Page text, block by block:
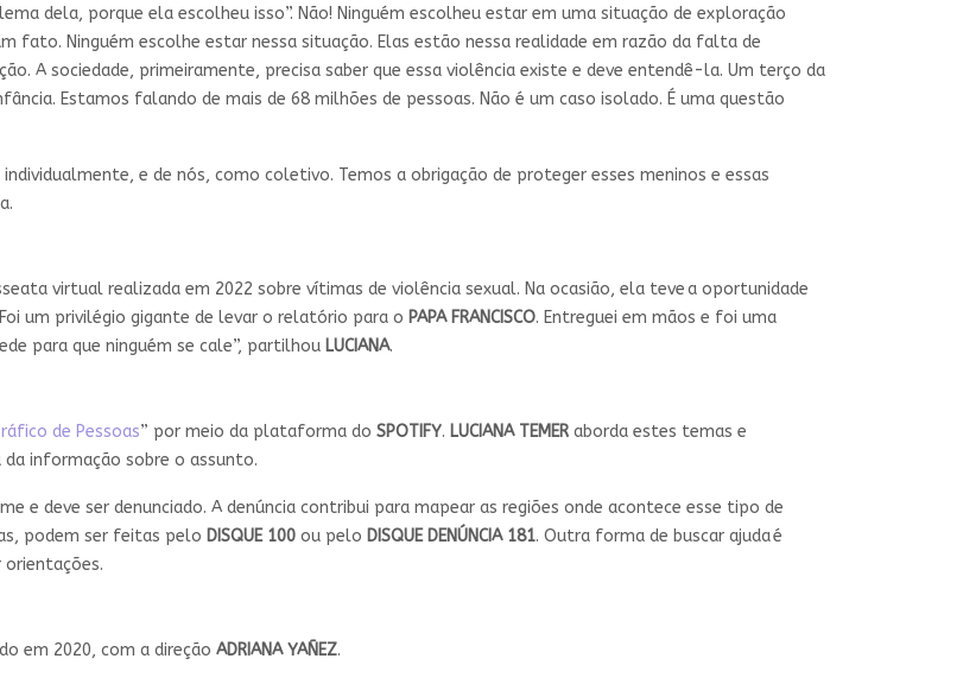
dela, porque ela escolheu isso”. Não! Ninguém escolheu estar em uma situação de exploração
fato. Ninguém escolhe estar nessa situação. Elas estão nessa realidade em razão da falta de
A sociedade, primeiramente, precisa saber que essa violência existe e deve entendê-la. Um terço da
Estamos falando de mais de 68 milhões de pessoas. Não é um caso isolado. É uma questão
e de nós, como coletivo. Temos a obrigação de proteger esses meninos e essas
virtual realizada em 2022 sobre vítimas de violência sexual. Na ocasião, ela teve a oportunidade
um privilégio gigante de levar o relatório para o PAPA FRANCISCO. Entreguei em mãos e foi uma
para que ninguém se cale”, partilhou LUCIANA.
de Pessoas” por meio da plataforma do SPOTIFY. LUCIANA TEMER aborda estes temas e
informação sobre o assunto.
e deve ser denunciado. A denúncia contribui para mapear as regiões onde acontece esse tipo de
podem ser feitas pelo DISQUE 100 ou pelo DISQUE DENÚNCIA 181. Outra forma de buscar ajuda é
orientações.
em 2020, com a direção ADRIANA YAÑEZ.